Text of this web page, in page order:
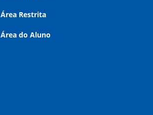
Área Restrita
Área do Aluno